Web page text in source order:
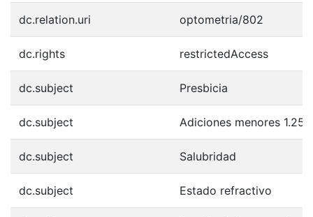
dc.relation.uri optometria/802
dc.rights restrictedAccess
dc.subject Presbicia
dc.subject Adiciones menores 1.25
dc.subject Salubridad
dc.subject Estado refractivo